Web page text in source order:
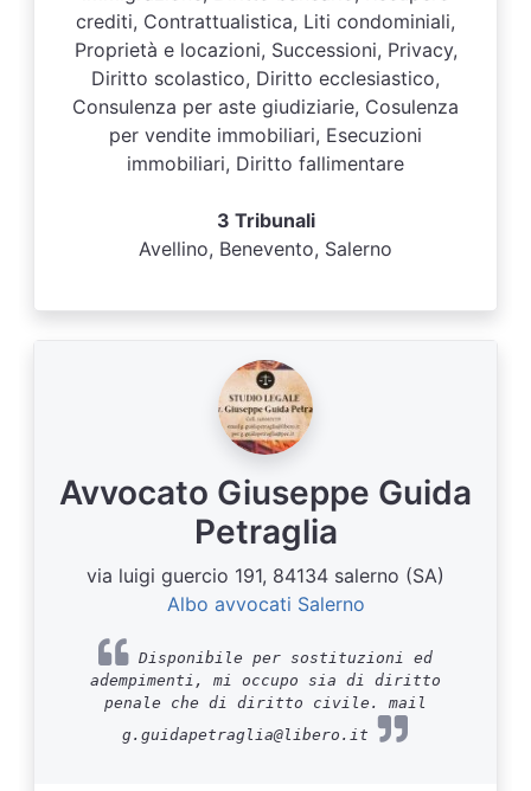
crediti, Contrattualistica, Liti condominiali,
Proprietà e locazioni, Successioni, Privacy,
Diritto scolastico, Diritto ecclesiastico,
Consulenza per aste giudiziarie, Cosulenza
per vendite immobiliari, Esecuzioni
immobiliari, Diritto fallimentare
3 Tribunali
Avellino, Benevento, Salerno
Avvocato Giuseppe Guida
Petraglia
via luigi guercio 191, 84134 salerno (SA)
Albo avvocati Salerno
Disponibile per sostituzioni ed
adempimenti, mi occupo sia di diritto
penale che di diritto civile. mail
g.guidapetraglia@libero.it